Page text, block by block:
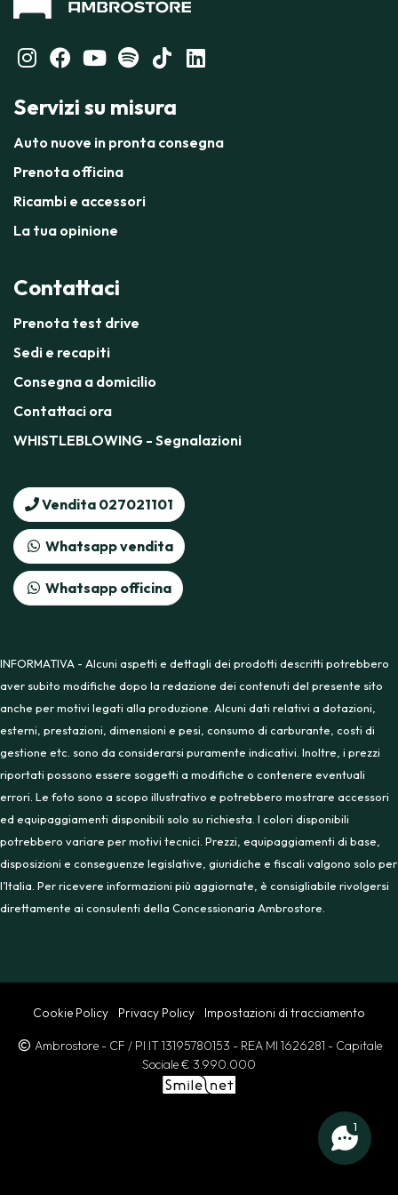
Servizi su misura
Auto nuove in pronta consegna
Prenota officina
Ricambi e accessori
La tua opinione
Contattaci
Prenota test drive
Sedi e recapiti
Consegna a domicilio
Contattaci ora
WHISTLEBLOWING - Segnalazioni
Vendita 027021101
Whatsapp vendita
Whatsapp officina
INFORMATIVA - Alcuni aspetti e dettagli dei prodotti descritti potrebbero
aver subito modifiche dopo la redazione dei contenuti del presente sito
anche per motivi legati alla produzione. Alcuni dati relativi a dotazioni,
esterni, prestazioni, dimensioni e pesi, consumo di carburante, costi di
gestione etc. sono da considerarsi puramente indicativi. Inoltre, i prezzi
riportati possono essere soggetti a modifiche o contenere eventuali
errori. Le foto sono a scopo illustrativo e potrebbero mostrare accessori
ed equipaggiamenti disponibili solo su richiesta. I colori disponibili
potrebbero variare per motivi tecnici. Prezzi, equipaggiamenti di base,
disposizioni e conseguenze legislative, giuridiche e fiscali valgono solo per
l’Italia. Per ricevere informazioni più aggiornate, è consigliabile rivolgersi
direttamente ai consulenti della Concessionaria Ambrostore.
Cookie Policy Privacy Policy Impostazioni di tracciamento
Ambrostore - CF / PI IT 13195780153 - REA MI 1626281 - Capitale
Sociale € 3.990.000
1